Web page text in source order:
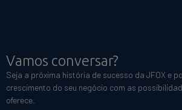
Vamos conversar?
Seja a próxima história de sucesso da JFOX e
crescimento do seu negócio com as
oferece.